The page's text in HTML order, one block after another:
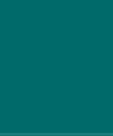
je pustni krofi, ki si